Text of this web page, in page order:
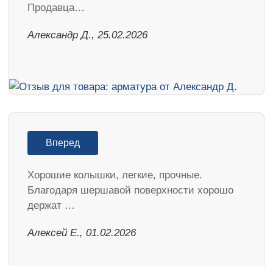
Продавца…
Александр Д., 25.02.2026
Вперед
Хорошие колышки, легкие, прочные.
Благодаря шершавой поверхности хорошо
держат …
Алексей Е., 01.02.2026